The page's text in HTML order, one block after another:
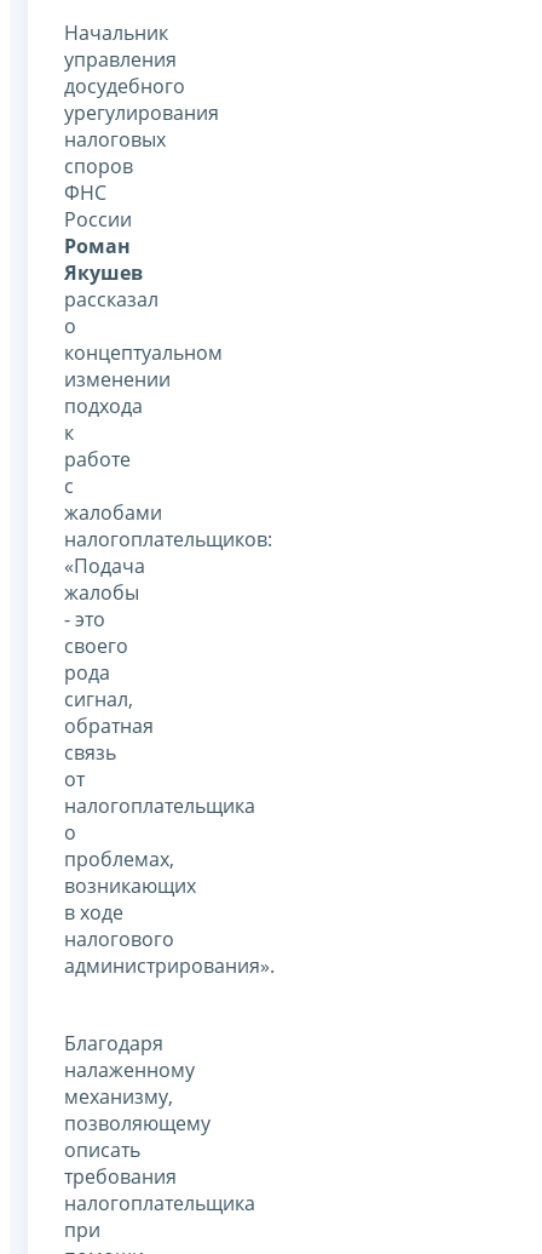
Начальник
управления
досудебного
урегулирования
налоговых
споров
ФНС
России
Роман
Якушев
рассказал
о
концептуальном
изменении
подхода
к
работе
с
жалобами
налогоплательщиков:
«Подача
жалобы
- это
своего
рода
сигнал,
обратная
связь
от
налогоплательщика
о
проблемах,
возникающих
в ходе
налогового
администрирования».
Благодаря
налаженному
механизму,
позволяющему
описать
требования
налогоплательщика
при